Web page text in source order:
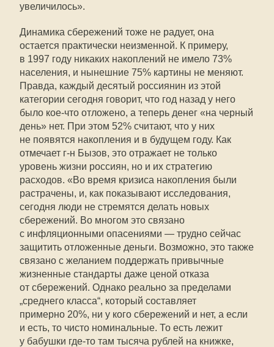
увеличилось».
Динамика сбережений тоже не радует, она
остается практически неизменной. К примеру,
в 1997 году никаких накоплений не имело 73%
населения, и нынешние 75% картины не меняют.
Правда, каждый десятый россиянин из этой
категории сегодня говорит, что год назад у него
было кое-что отложено, а теперь денег «на черный
день» нет. При этом 52% считают, что у них
не появятся накопления и в будущем году. Как
отмечает г-н Бызов, это отражает не только
уровень жизни россиян, но и их стратегию
расходов. «Во время кризиса накопления были
растрачены, и, как показывают исследования,
сегодня люди не стремятся делать новых
сбережений. Во многом это связано
с инфляционными опасениями — трудно сейчас
защитить отложенные деньги. Возможно, это также
связано с желанием поддержать привычные
жизненные стандарты даже ценой отказа
от сбережений. Однако реально за пределами
„среднего класса“, который составляет
примерно 20%, ни у кого сбережений и нет, а если
и есть, то чисто номинальные. То есть лежит
у бабушки где-то там тысяча рублей на книжке,